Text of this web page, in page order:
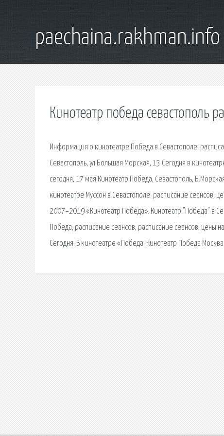
paechaina.rakhman.info
Кинотеатр победа севастополь
Информация о кинотеатре Победа в Севастополе:
Севастополь, ул.Большая Морская, 13 Сегодня в
сегодня, 17 мая Кинотеатр Победа, Севастополь,
кинотеатре Муссон в Севастополе: расписание сеансов,
2007–2019 «Кинотеатр Победа». Кинотеатр "Победа" в
Победа, расписание сеансов, расписание сеансов, цены
Сегодня. В кинотеатре «Победа. Кинотеатр Победа